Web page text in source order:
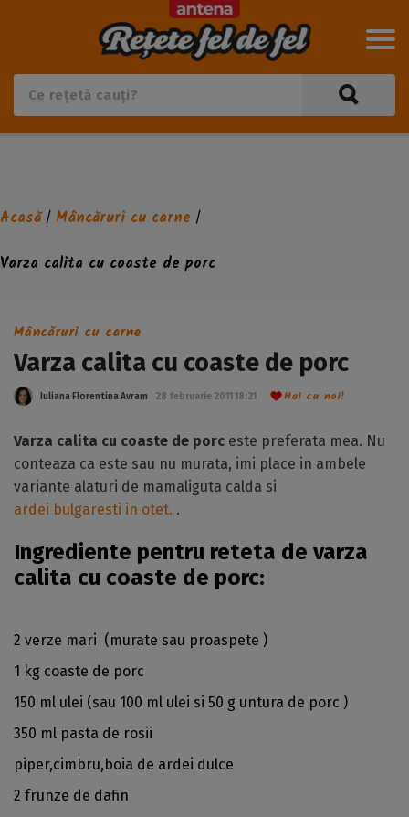
Acasă/ Mâncăruri cu carne /
Varza calita cu coaste de porc
Mâncăruri cu carne
Varza calita cu coaste de porc
Iuliana Florentina Avram 28 februarie 2011 18:21 Hai cu noi!
Varza calita cu coaste de porc este preferata mea. Nu
conteaza ca este sau nu murata, imi place in ambele
variante alaturi de mamaliguta calda si
ardei bulgaresti in otet. .
Ingrediente pentru reteta de varza
calita cu coaste de porc:
2 verze mari (murate sau proaspete )
1 kg coaste de porc
150 ml ulei (sau 100 ml ulei si 50 g untura de porc )
350 ml pasta de rosii
piper,cimbru,boia de ardei dulce
2 frunze de dafin